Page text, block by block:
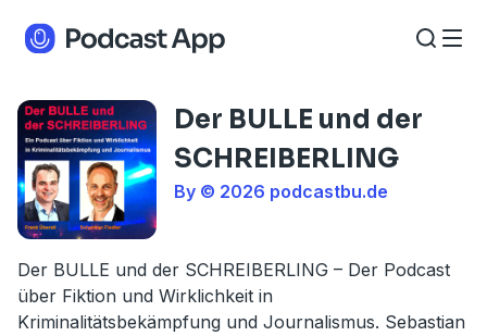
Der BULLE und der
SCHREIBERLING
By © 2026 podcastbu.de
Der BULLE und der SCHREIBERLING – Der Podcast
über Fiktion und Wirklichkeit in
Kriminalitätsbekämpfung und Journalismus. Sebastian